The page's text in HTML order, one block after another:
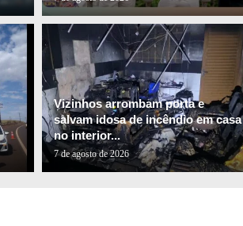
Vizinhos arrombam porta e
salvam idosa de incêndio em casa
no interior...
7 de agosto de 2026